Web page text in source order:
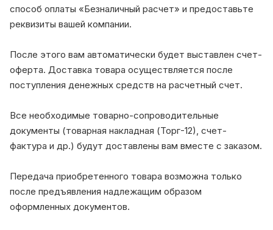
способ оплаты «Безналичный расчет» и предоставьте
реквизиты вашей компании.
После этого вам автоматически будет выставлен счет-
оферта. Доставка товара осуществляется после
поступления денежных средств на расчетный счет.
Все необходимые товарно-сопроводительные
документы (товарная накладная (Торг-12), счет-
фактура и др.) будут доставлены вам вместе с заказом.
Передача приобретенного товара возможна только
после предъявления надлежащим образом
оформленных документов.